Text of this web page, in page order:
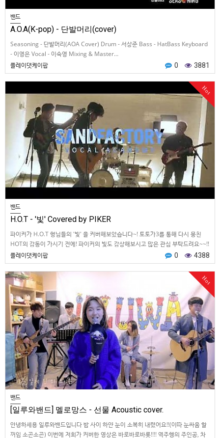
밴드
A.O.A(K-pop) - 단발머리(cover)
Seasoning - 단발머리(AOA Cover) Drum - 서상준 Bass - HatBass Keyboard
- 이영은 Vocal - 이숙영 Mixing & Master…
플레이댓케이팝
0 3881
Hot
밴드
H.O.T - '빛' Covered by PIKER
파이커가 H.O.T 형님들의 '빛' 을 커버해보았습니다~! 토토가3를 통해 다시 뭉친
HOT의 감동이 가시기 전에! 파이커의 빛도 감상해보시고 많은 관심 부탁드려요~~!!
촬영에 …
플레이댓케이팝 0 4388
Hot
밴드
[일루와밴드] 멜로망스 - 선물 Acoustic cover.
안녕하세용 일루와밴드입니다 밤 사이 하얀 눈이 소복히 내렸어요!!(이따 눈싸움 할
꺼임 소곤소곤) 이번에 저희가 커버한 영상은 바로바로바롯!!!! 역주행의 주인공, 차